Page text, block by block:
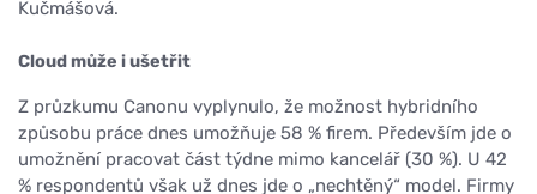
Kučmášová.
Cloud může i ušetřit
Z průzkumu Canonu vyplynulo, že možnost hybridního
způsobu práce dnes umožňuje 58 % firem. Především jde o
umožnění pracovat část týdne mimo kancelář (30 %). U 42
% respondentů však už dnes jde o „nechtěný“ model. Firmy